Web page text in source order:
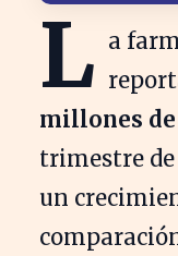
L a
millones
trimestre de
un